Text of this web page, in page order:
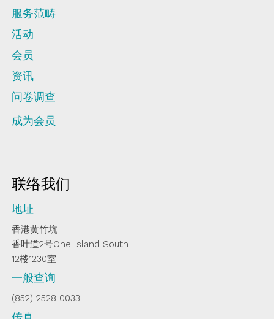
服务范畴
活动
会员
资讯
问卷调查
成为会员
联络我们
地址
香港黄竹坑
香叶道2号One Island South
12楼1230室
一般查询
(852) 2528 0033